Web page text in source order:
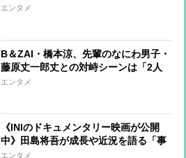
くたちとの冒険も楽しみにしてもらえ
エンタメ
B＆ZAI・橋本涼、先輩のなにわ男子・
藤原丈一郎丈との対峙シーンは「2人
とも“アイドル”の姿ではなかった」
エンタメ
《INIのドキュメンタリー映画が公開
中》田島将吾が成長や近況を語る「事
務所の社長の心得や葛藤を知りたい」
エンタメ